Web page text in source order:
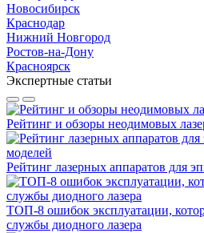
Новосибирск
Краснодар
Нижний Новгород
Ростов-на-Дону
Красноярск
Экспертные статьи
Рейтинг и обзоры неодимовых
Рейтинг лазерных аппаратов для
ТОП-8 ошибок эксплуатации,
службы диодного лазера